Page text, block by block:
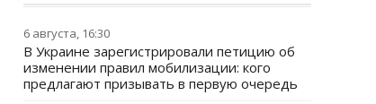
6 августа, 16:30
В Украине зарегистрировали петицию об
изменении правил мобилизации: кого
предлагают призывать в первую очередь